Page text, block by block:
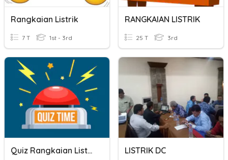
Rangkaian Listrik
7 T 1st - 3rd
RANGKAIAN LISTRIK
25 T 3rd
Quiz Rangkaian Listrik LISTRIK DC